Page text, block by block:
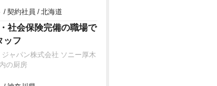
/ 契約社員 / 北海道
社会保険完備の職場で
ッフ
ャパン株式会社 ソニー厚木
の厨房